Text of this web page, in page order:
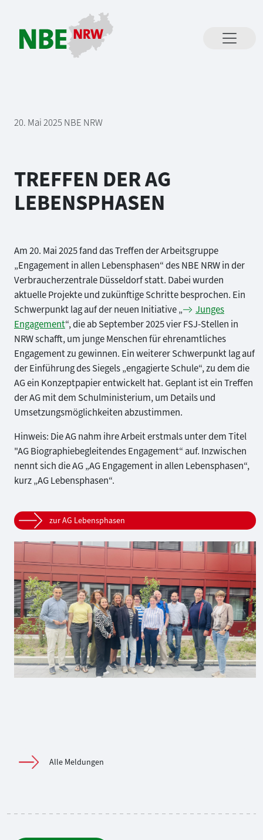
20. Mai 2025NBE NRW
TREFFEN DER AG
LEBENSPHASEN
Am 20. Mai 2025 fand das Treffen der Arbeitsgruppe
„Engagement in allen Lebensphasen“ des NBE NRW in der
Verbraucherzentrale Düsseldorf statt. Dabei wurden
aktuelle Projekte und zukünftige Schritte besprochen. Ein
Schwerpunkt lag auf der neuen Initiative „
Junges
Engagement“, die ab September 2025 vier FSJ-Stellen in
NRW schafft, um junge Menschen für ehrenamtliches
Engagement zu gewinnen. Ein weiterer Schwerpunkt lag auf
der Einführung des Siegels „engagierte Schule“, zu dem die
AG ein Konzeptpapier entwickelt hat. Geplant ist ein Treffen
der AG mit dem Schulministerium, um Details und
Umsetzungsmöglichkeiten abzustimmen.
Hinweis: Die AG nahm ihre Arbeit erstmals unter dem Titel
"AG Biographiebegleitendes Engagement“ auf. Inzwischen
nennt sich die AG „AG Engagement in allen Lebensphasen“,
kurz „AG Lebensphasen“.
zur AG Lebensphasen
Alle Meldungen